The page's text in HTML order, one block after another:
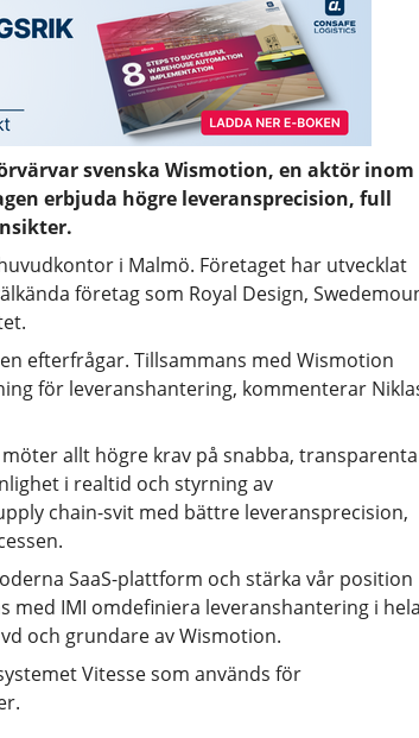
svenska Wismotion, en aktör inom
erbjuda högre leveransprecision, full
i Malmö. Företaget har utvecklat
företag som Royal Design,
efterfrågar. Tillsammans med Wismotion
för leveranshantering, kommenterar
allt högre krav på snabba, transparenta
i realtid och styrning av
chain-svit med bättre leveransprecision,
SaaS-plattform och stärka vår position
med IMI omdefiniera leveranshantering i hela
och grundare av Wismotion.
Vitesse som används för